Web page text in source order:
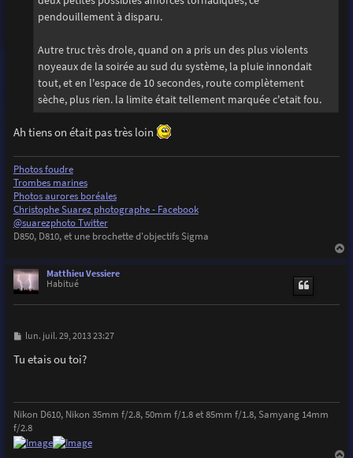
pendouillement à disparu.
Autre truc très drole, quand on a pris un des plus violents
noyeaux de la soirée au sud du système, la pluie innondait
tout, et en l'espace de 10 secondes, route complètement
sèche, plus rien. la limite était tellement marquée c'etait fou.
Ah tiens on était pas très loin
Photos foudre
Trombes marines
Photos aurores boréales
Christophe Suarez photographe - Facebook
@suarezphoto Twitter
D850, D810, et une brochette d'objectifs Sigma
Matthieu Vessiere
Habitué
M
s
s
lun. juil. 29, 2013 23:27
Tu etais ou toi?
Nikon D610, Nikon 35mm f/2.8, 50mm f/1.8 et 85mm f/1.8, Samyang 14mm
f/2.8